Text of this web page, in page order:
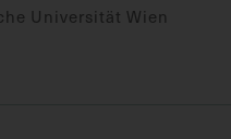
Universität Wien